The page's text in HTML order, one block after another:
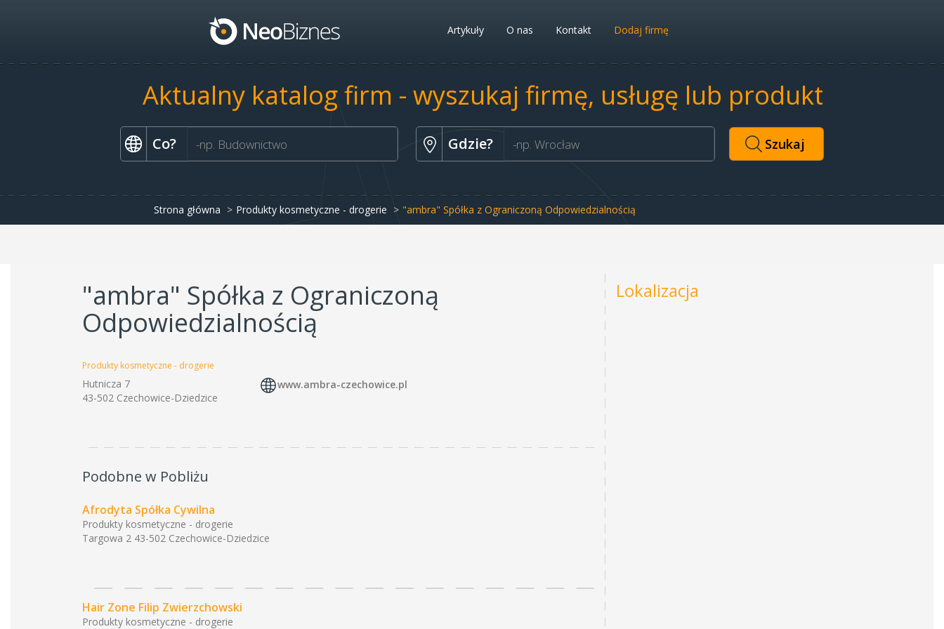
Artykuły O nas Kontakt Dodaj firmę
Aktualny katalog firm - wyszukaj firmę, usługę lub produkt
Co? Gdzie?
Strona główna Produkty kosmetyczne - drogerie "ambra" Spółka z Ograniczoną Odpowiedzialnością
"ambra" Spółka z Ograniczoną
Odpowiedzialnością
Produkty kosmetyczne - drogerie
Hutnicza 7
43-502 Czechowice-Dziedzice
www.ambra-czechowice.pl
Podobne w Pobliżu
Afrodyta Spółka Cywilna
Produkty kosmetyczne - drogerie
Targowa 2 43-502 Czechowice-Dziedzice
Hair Zone Filip Zwierzchowski
Produkty kosmetyczne - drogerie
Lokalizacja